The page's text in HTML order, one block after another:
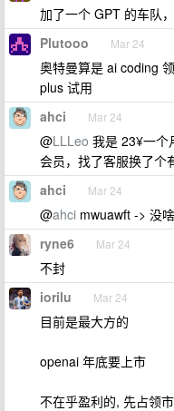
加了一个 GPT 的车队
Plutooo Mar 24
奥特曼算是 ai coding
plus 试用
ahci Mar 24
@LLLeo 我是 23¥一个
会员，找了客服换了个
ahci Mar 24
@ahci mwuawft -> 没
ryne6 Mar 24
不封
iorilu Mar 24
目前是最大方的
openai 年底要上市
不在乎盈利的, 先占领